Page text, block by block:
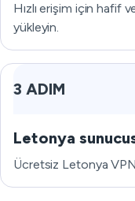
Hızlı erişim için hafif
yükleyin.
3 ADIM
Letonya
Ücretsiz Letonya